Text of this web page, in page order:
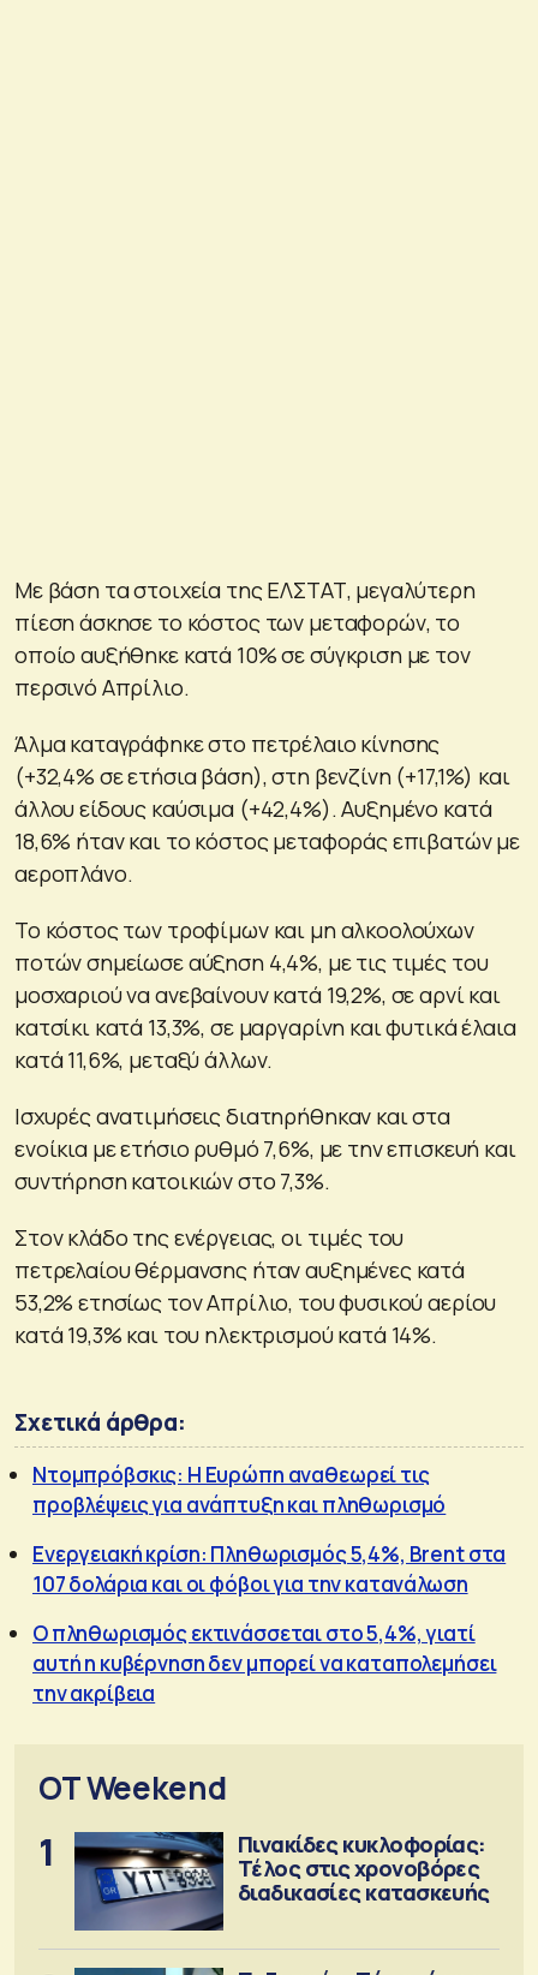
Με βάση τα στοιχεία της ΕΛΣΤΑΤ, μεγαλύτερη
πίεση άσκησε το κόστος των μεταφορών, το
οποίο αυξήθηκε κατά 10% σε σύγκριση με τον
περσινό Απρίλιο.
Άλμα καταγράφηκε στο πετρέλαιο κίνησης
(+32,4% σε ετήσια βάση), στη βενζίνη (+17,1%) και
άλλου είδους καύσιμα (+42,4%). Αυξημένο κατά
18,6% ήταν και το κόστος μεταφοράς επιβατών με
αεροπλάνο.
Το κόστος των τροφίμων και μη αλκοολούχων
ποτών σημείωσε αύξηση 4,4%, με τις τιμές του
μοσχαριού να ανεβαίνουν κατά 19,2%, σε αρνί και
κατσίκι κατά 13,3%, σε μαργαρίνη και φυτικά έλαια
κατά 11,6%, μεταξύ άλλων.
Ισχυρές ανατιμήσεις διατηρήθηκαν και στα
ενοίκια με ετήσιο ρυθμό 7,6%, με την επισκευή και
συντήρηση κατοικιών στο 7,3%.
Στον κλάδο της ενέργειας, οι τιμές του
πετρελαίου θέρμανσης ήταν αυξημένες κατά
53,2% ετησίως τον Απρίλιο, του φυσικού αερίου
κατά 19,3% και του ηλεκτρισμού κατά 14%.
Σχετικά άρθρα:
Ντομπρόβσκις: Η Ευρώπη αναθεωρεί τις
προβλέψεις για ανάπτυξη και πληθωρισμό
Ενεργειακή κρίση: Πληθωρισμός 5,4%, Brent στα
107 δολάρια και οι φόβοι για την κατανάλωση
Ο πληθωρισμός εκτινάσσεται στο 5,4%, γιατί
αυτή η κυβέρνηση δεν μπορεί να καταπολεμήσει
την ακρίβεια
OT Weekend
1
Πινακίδες κυκλοφορίας:
Τέλος στις χρονοβόρες
διαδικασίες κατασκευής